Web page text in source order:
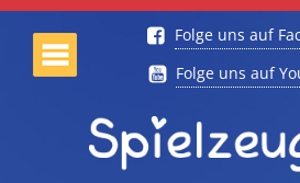
Folge uns auf
Folge uns auf